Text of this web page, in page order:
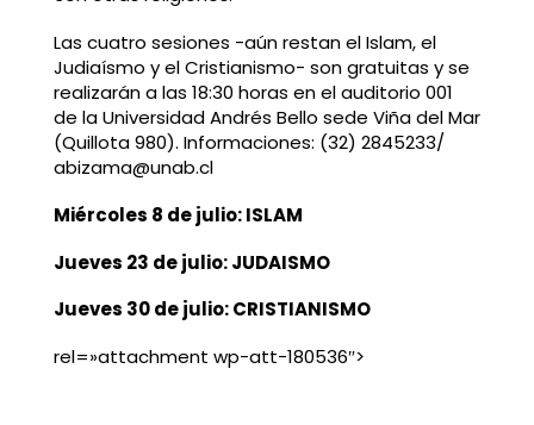
Las cuatro sesiones -aún restan el Islam, el
Judiaísmo y el Cristianismo- son gratuitas y se
realizarán a las 18:30 horas en el auditorio 001
de la Universidad Andrés Bello sede Viña del Mar
(Quillota 980). Informaciones: (32) 2845233/
abizama@unab.cl
Miércoles 8 de julio: ISLAM
Jueves 23 de julio: JUDAISMO
Jueves 30 de julio: CRISTIANISMO
rel=»attachment wp-att-180536″>